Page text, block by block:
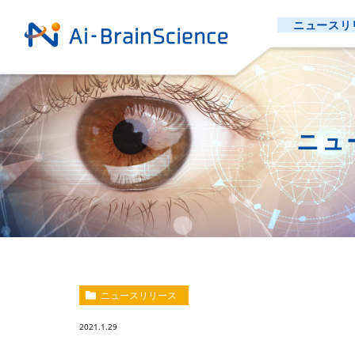
ニュースリ
ニュ
ニュースリリース
2021.1.29